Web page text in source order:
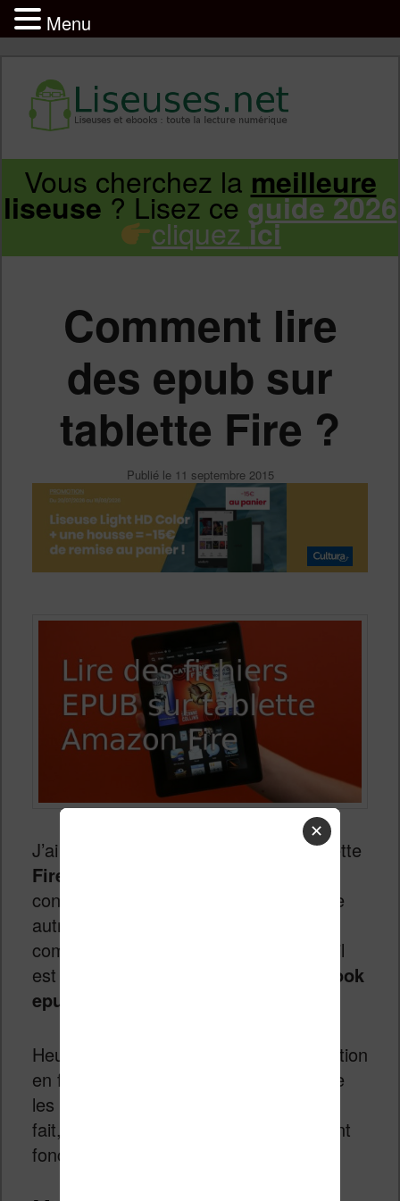
Infos sur les liseuses Kindle, Kobo,
Vivlio, Pocketbook
Aller
principal
Aller
secondaire
Vous cherchez la meilleure
liseuse? Lisez ceguide 2026
cliquez ici
Comment lire
des epub sur
tablette Fire ?
Publié le 11 septembre 2015
J’ai pu avoir entres les mains une tablette
Fire HD
confirmation qu’il est bien difficile de lire
autres chose que le format Amazon
comme livre numérique. Par exemple, il
est impossible de
lire des fichiers ebook
epub
Heureusement, j’ai pu trouver une solution
en fouillant un peu sur Internet pour lire
les .epub sur tablette Amazon Fire. En
fait, j’ai même 2 solutions complètement
fonctionnelles.
✕
Menu